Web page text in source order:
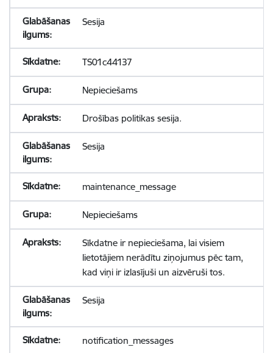
Sesija
TS01c44137
Nepieciešams
Drošības politikas sesija.
Sesija
maintenance_message
Nepieciešams
Sīkdatne ir nepieciešama, lai visiem
lietotājiem nerādītu ziņojumus pēc tam,
kad viņi ir izlasījuši un aizvēruši tos.
Sesija
notification_messages